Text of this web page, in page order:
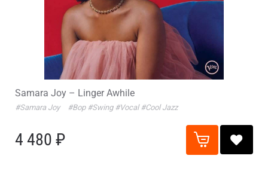
Samara Joy – Linger Awhile
#Samara Joy #Bop #Swing #Vocal #Cool Jazz
4 480 ₽